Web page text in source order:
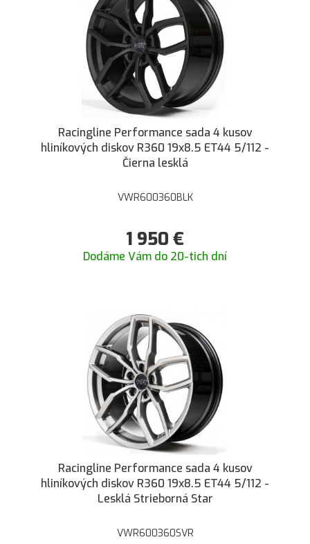
Racingline Performance sada 4 kusov
hliníkových diskov R360 19x8.5 ET44 5/112 -
Čierna lesklá
VWR600360BLK
1 950 €
Dodáme Vám do 20-tich dní
Racingline Performance sada 4 kusov
hliníkových diskov R360 19x8.5 ET44 5/112 -
Lesklá Strieborná Star
VWR600360SVR